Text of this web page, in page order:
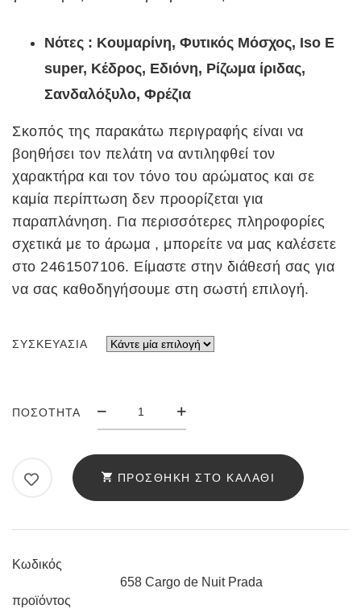
Νότες : Κουμαρίνη, Φυτικός Μόσχος, Iso E
super, Κέδρος, Εδιόνη, Ρίζωμα ίριδας,
Σανδαλόξυλο, Φρέζια
Σκοπός της παρακάτω περιγραφής είναι να
βοηθήσει τον πελάτη να αντιληφθεί τον
χαρακτήρα και τον τόνο του αρώματος και σε
καμία περίπτωση δεν προορίζεται για
παραπλάνηση. Για περισσότερες πληροφορίες
σχετικά με το άρωμα , μπορείτε να μας καλέσετε
στο 2461507106. Είμαστε στην διάθεσή σας για
να σας καθοδηγήσουμε στη σωστή επιλογή.
ΣΥΣΚΕΥΑΣΊΑ
ΠΟΣΌΤΗΤΑ
ΆΡΩΜΑ
ANELLO
PRADA
ΠΡΟΣΘΉΚΗ ΣΤΟ ΚΑΛΆΘΙ
Κωδικός
προϊόντος
658 Cargo de Nuit Prada